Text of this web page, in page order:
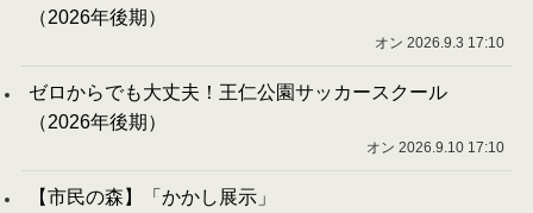
（2026年後期）
オン 2026.9.3 17:10
ゼロからでも大丈夫！王仁公園サッカースクール
（2026年後期）
オン 2026.9.10 17:10
【市民の森】「かかし展示」